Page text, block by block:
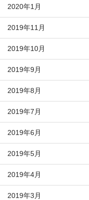
2020年1月
2019年11月
2019年10月
2019年9月
2019年8月
2019年7月
2019年6月
2019年5月
2019年4月
2019年3月